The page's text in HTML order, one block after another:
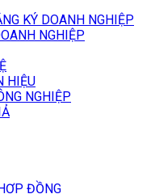
KÝ DOANH NGHIỆP
NGHIỆP
HIỆU
NGHIỆP
ĐỒNG